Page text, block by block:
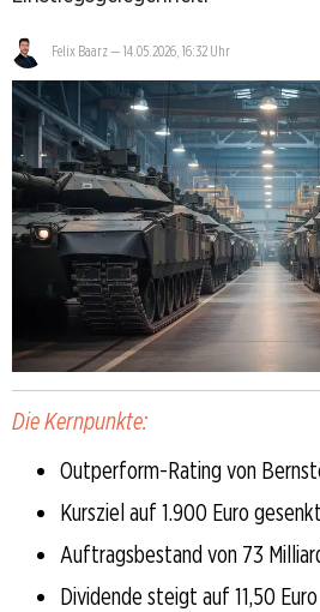
Felix Baarz— 14.05.2026, 16:32 Uhr
Die Kernpunkte:
Outperform-Rating von
Kursziel auf 1.900 Euro gesenkt
Auftragsbestand von 73
Dividende steigt auf 11,50 Euro